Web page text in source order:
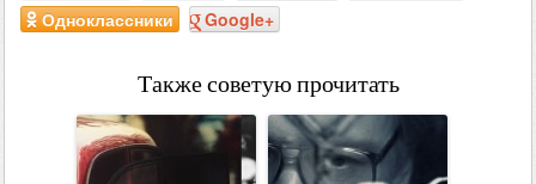
Одноклассники
Google+
Также советую прочитать